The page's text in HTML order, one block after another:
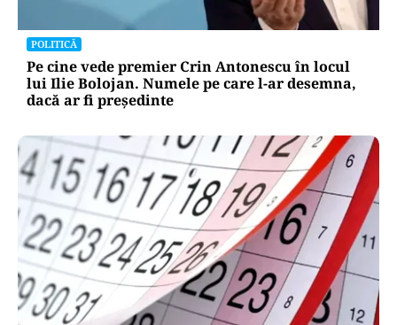
POLITICĂ
Pe cine vede premier Crin Antonescu în locul
lui Ilie Bolojan. Numele pe care l-ar desemna,
dacă ar fi președinte